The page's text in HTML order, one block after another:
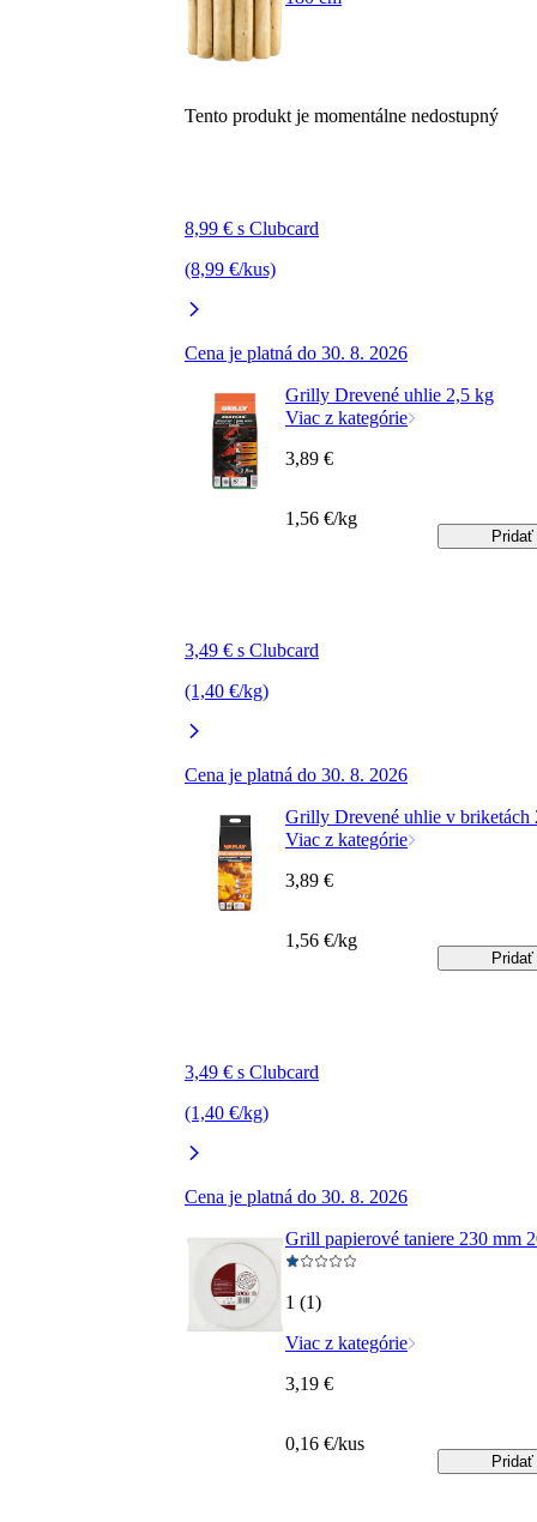
Tento produkt je momentálne nedostupný
8,99 € s Clubcard
(8,99 €/kus)
Cena je platná do 30. 8. 2026
Grilly Drevené uhlie 2,5 kg
Viac z kategórie
3,49 € s Clubcard
(1,40 €/kg)
Cena je platná do 30. 8. 2026
3,89 €
1,56 €/kg
Pridať
Grilly Drevené uhlie v briketách
Viac z kategórie
3,49 € s Clubcard
(1,40 €/kg)
Cena je platná do 30. 8. 2026
3,89 €
1,56 €/kg
Pridať
Grill papierové taniere 230 mm
1 (1)
Viac z kategórie
3,19 €
0,16 €/kus
Pridať